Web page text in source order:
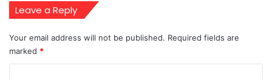
Leave a Reply
Your email address will not be published. Required fields are
marked *